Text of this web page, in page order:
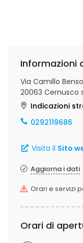
Informazioni
Via Camillo
20063 Cernusco
Indicazioni
0292119686
Visita il Sito
Aggiorna i dati
Orari e servizi
Orari di